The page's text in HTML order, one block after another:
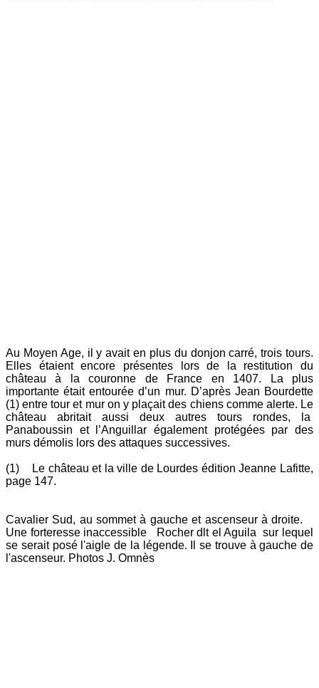
Au Moyen Age, il y avait en plus du donjon carré, trois tours.
Elles étaient encore présentes lors de la restitution du
château à la couronne de France en 1407. La plus
importante était entourée d’un mur. D’après Jean Bourdette
(1) entre tour et mur on y plaçait des chiens comme alerte. Le
château abritait aussi deux autres tours rondes, la
Panaboussin et l’Anguillar également protégées par des
murs démolis lors des attaques successives.
(1) Le château et la ville de Lourdes édition Jeanne Lafitte,
page 147.
Cavalier Sud, au sommet à gauche et ascenseur à droite.
Une forteresse inaccessible Rocher dlt el Aguila sur lequel
se serait posé l'aigle de la légende. Il se trouve à gauche de
l'ascenseur. Photos J. Omnès